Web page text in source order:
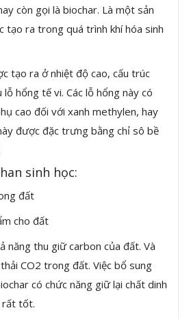
còn gọi là biochar. Là một sản
tạo ra trong quá trình khí hóa sinh
tạo ra ở nhiệt độ cao, cấu trúc
lỗ hổng tế vi. Các lỗ hổng này có
cao đối với xanh methylen, hay
được đặc trưng bằng chỉ sô bề
sinh học:
đất
cho đất
năng thu giữ carbon của đất. Và
CO2 trong đất. Việc bổ sung
có chức năng giữ lại chất dinh
rất tốt.